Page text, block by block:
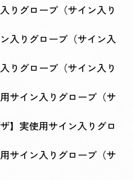
りグローブ（サイン入り
入りグローブ（サイン入
りグローブ（サイン入り
サイン入りグローブ（サ
】実使用サイン入りグロ
サイン入りグローブ（サ